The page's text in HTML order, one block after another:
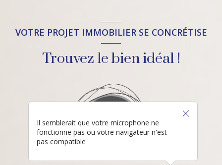
VOTRE PROJET IMMOBILIER SE CONCRÉTISE
Trouvez le bien idéal !
Il semblerait que votre microphone ne
fonctionne pas ou votre navigateur n'est
pas compatible